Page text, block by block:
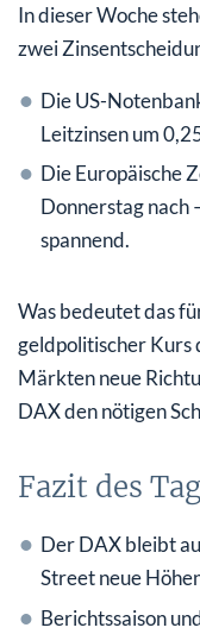
In dieser Woche
zwei
Die US-
Leitzinsen um
Die Europäische
Donnerstag nach
spannend.
Was bedeutet das
geldpolitischer Kurs
Märkten neue
DAX den nötigen
Fazit des
Der DAX bleibt
Street neue
Berichtssaison